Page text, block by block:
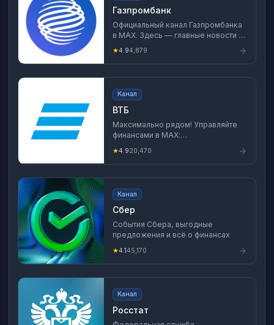
Газпромбанк
Официальный канал Газпромбанка
в MAX. Здесь — главные новости о
клиентов.
★4.94,879
Канал
ВТБ
Максимально рядом! Управляйте
финансами в МАХ:
★4.920,470
Канал
Сбер
События Сбера, выгодные
предложения и всё о финансах
★4.145,170
Канал
Росстат